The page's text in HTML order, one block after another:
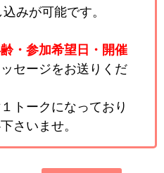
みが可能です。
・参加希望日・開催
セージをお送りくだ
トークになっており
さいませ。